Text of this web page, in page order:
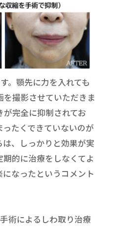
。顎先に力を入れても
を撮影させていただきま
が完全に抑制されてお
たくできていないのが
、しっかりと効果が実
的に治療をしなくてよ
なったというコメント
術によるしわ取り治療